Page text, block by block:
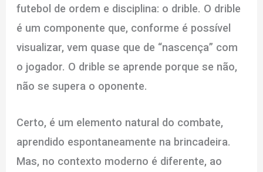
futebol de ordem e disciplina: o drible. O drible
é um componente que, conforme é possível
visualizar, vem quase que de “nascença” com
o jogador. O drible se aprende porque se não,
não se supera o oponente.
Certo, é um elemento natural do combate,
aprendido espontaneamente na brincadeira.
Mas, no contexto moderno é diferente, ao